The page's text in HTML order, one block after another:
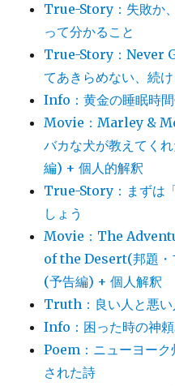
True-Story：失敗か
って分かること
True-Story：Never
てあきらめない、続け
Info：黄金の睡眠時
Movie：Marley &
バカな犬が教えてく
編) + 個人的解釈
True-Story：まずは
しょう
Movie：The
of the Desert(邦題
(予告編) + 個人解釈
Truth：良い人と悪い
Info：困った時の神
Poem：ニューヨー
された詩